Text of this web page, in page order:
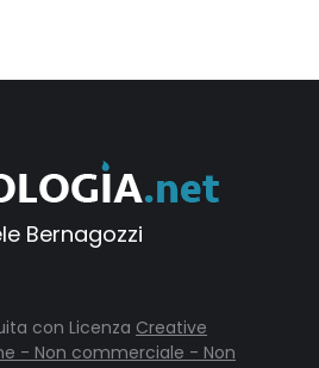
Bernagozzi
con Licenza Creative
- Non commerciale - Non